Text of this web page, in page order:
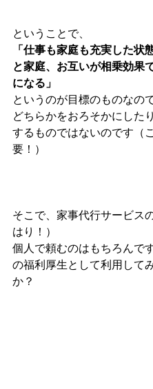
ということで、
「仕事も家庭も充実した状
と家庭、お互いが相乗効果
になる」
というのが目標のものなので
どちらかをおろそかにした
するものではないのです（
要！）
そこで、家事代行サービス
はり！）
個人で頼むのはもちろんで
の福利厚生として利用して
か？